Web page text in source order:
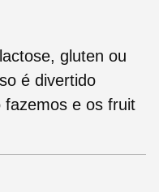
gluten ou
é divertido
fazemos e os fruit